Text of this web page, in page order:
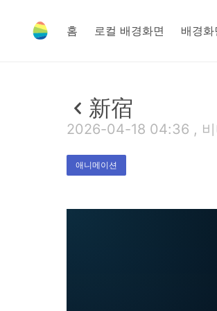
홈 로컬 배경화면 배경
新宿
2026-04-18 04:36 , 비
애니메이션